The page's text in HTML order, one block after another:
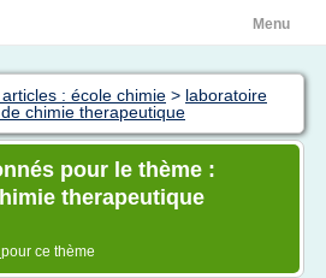
Menu
: école chimie > laboratoire
chimie therapeutique
pour le thème :
therapeutique
pour ce thème